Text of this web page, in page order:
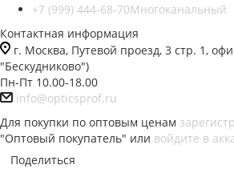
+7 (999) 444-68-70Многоканальный
Контактная информация
г. Москва, Путевой проезд, 3 стр. 1,
"Бескудниково")
Пн-Пт 10.00-18.00
info@opticsprof.ru
Для покупки по оптовым ценам
"Оптовый покупатель" или войдите в
Поделиться